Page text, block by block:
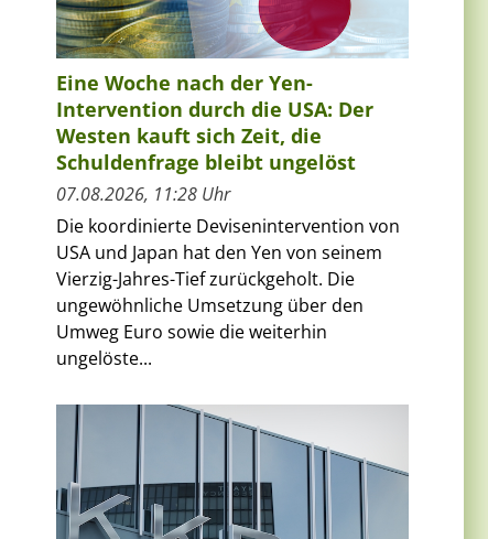
Eine Woche nach der Yen-
Intervention durch die USA: Der
Westen kauft sich Zeit, die
Schuldenfrage bleibt ungelöst
07.08.2026, 11:28 Uhr
Die koordinierte Devisenintervention von
USA und Japan hat den Yen von seinem
Vierzig-Jahres-Tief zurückgeholt. Die
ungewöhnliche Umsetzung über den
Umweg Euro sowie die weiterhin
ungelöste...